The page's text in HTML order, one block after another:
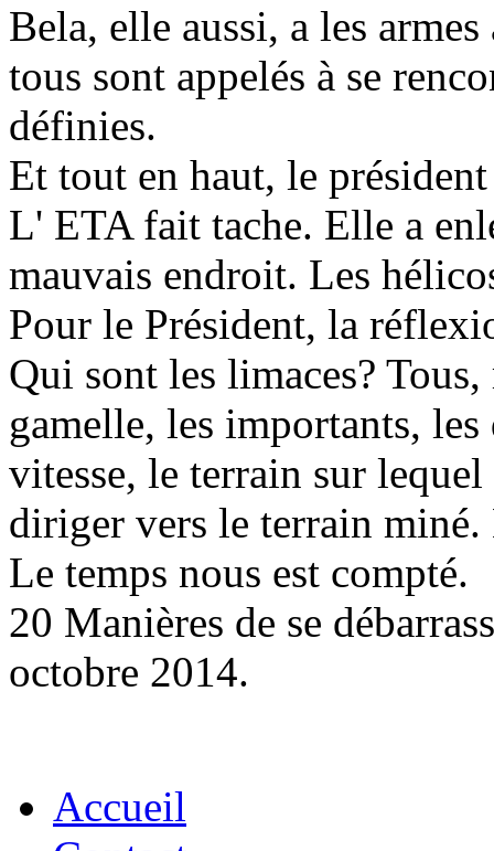
Bela, elle aussi, a les
tous sont appelés à se
définies.
Et tout en haut, le
L' ETA fait tache. Elle a
mauvais endroit. Les
Pour le Président, la
Qui sont les limaces?
gamelle, les importants,
vitesse, le terrain sur
diriger vers le terrain miné.
Le temps nous est compté.
20 Manières de se
octobre 2014.
Accueil